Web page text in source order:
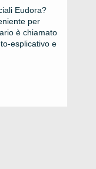
Eudora?
per
è chiamato
esplicativo e